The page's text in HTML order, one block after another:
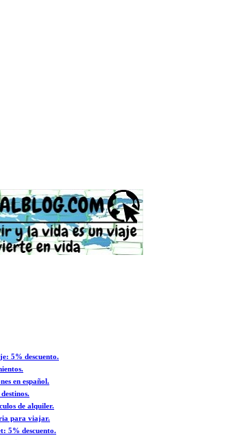
5% descuento.
en español.
de alquiler.
para viajar.
5% descuento.